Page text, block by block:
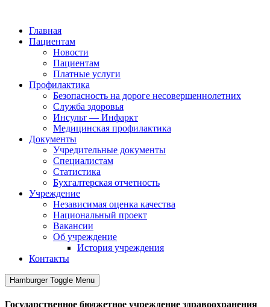
Главная
Пациентам
Новости
Пациентам
Платные услуги
Профилактика
Безопасность на дороге несовершеннолетних
Служба здоровья
Инсульт — Инфаркт
Медицинская профилактика
Документы
Учредительные документы
Специалистам
Статистика
Бухгалтерская отчетность
Учреждение
Независимая оценка качества
Национальный проект
Вакансии
Об учреждение
История учреждения
Контакты
Hamburger Toggle Menu
Государственное бюджетное учреждение здравоохранения